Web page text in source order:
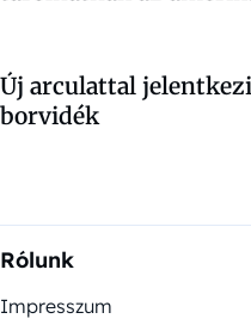
Új arculattal
borvidék
Rólunk
Impresszum